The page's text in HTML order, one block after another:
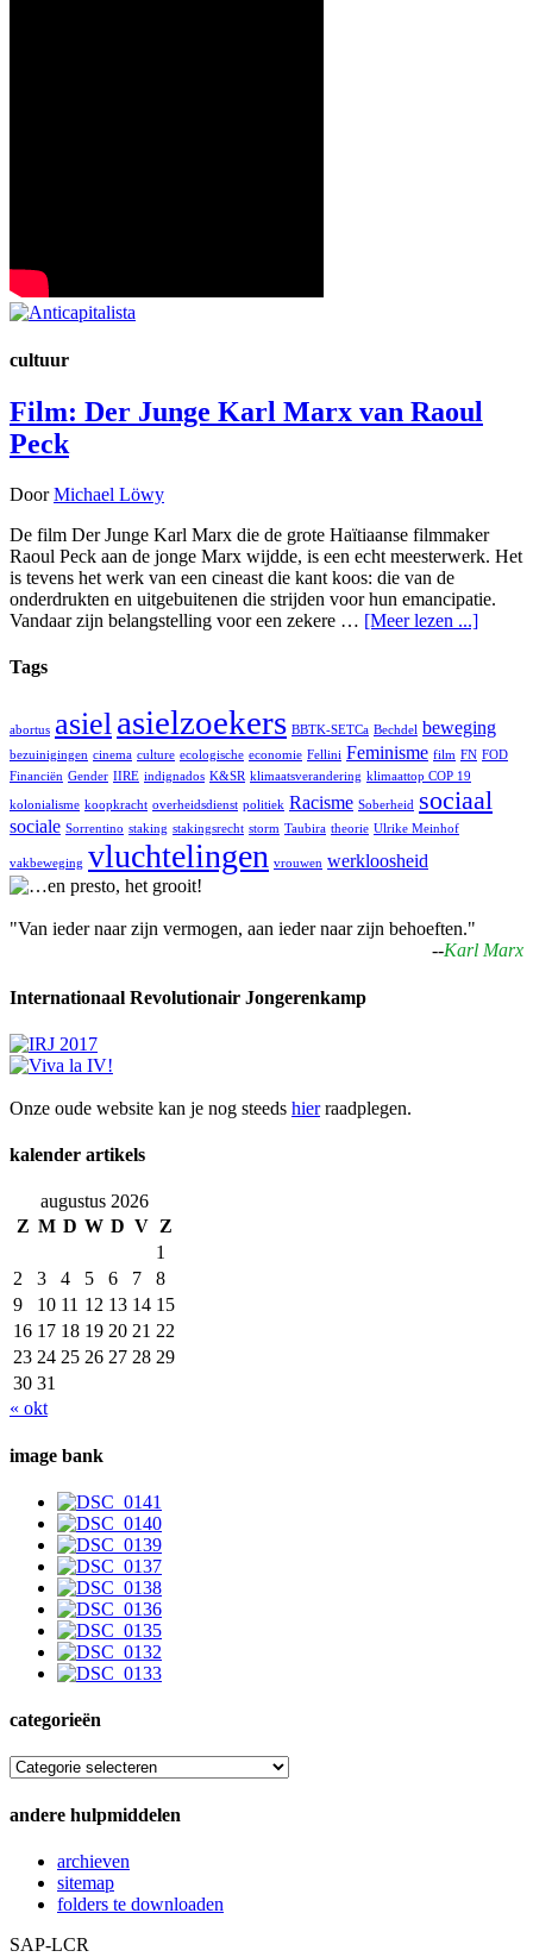
cultuur
Film: Der Junge Karl Marx van Raoul
Peck
DoorMichael Löwy
De film Der Junge Karl Marx die de grote Haïtiaanse filmmaker
Raoul Peck aan de jonge Marx wijdde, is een echt meesterwerk. Het
is tevens het werk van een cineast die kant koos: die van de
onderdrukten en uitgebuitenen die strijden voor hun emancipatie.
Vandaar zijn belangstelling voor een zekere … [Meer lezen ...]
Tags
abortus asielasielzoekers BBTK-SETCa Bechdel beweging
bezuinigingen cinema culture ecologische economie Fellini Feminisme film FN FOD
Financiën Gender IIRE indignados K&SR klimaatsverandering klimaattop COP 19
kolonialisme koopkracht overheidsdienst politiek Racisme Soberheid sociaal
sociale Sorrentino staking stakingsrecht storm Taubira theorie Ulrike Meinhof
vakbeweging vluchtelingen vrouwen werkloosheid
"Van ieder naar zijn vermogen, aan ieder naar zijn behoeften."
--Karl Marx
Internationaal Revolutionair Jongerenkamp
Onze oude website kan je nog steeds hierraadplegen.
kalender artikels
augustus 2026
Z M D W D V Z
1
2
3 4 5 6 7
8
9
10 11 12 13 14 15
16 17 18 19 20 21 22
23 24 25 26 27 28 29
30 31
« okt
image bank
categorieën
categorieën
andere hulpmiddelen
archieven
sitemap
folders te downloaden
SAP-LCR